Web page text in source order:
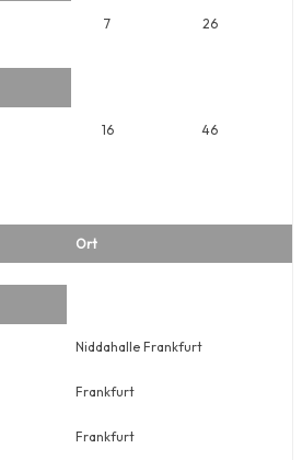
7 26
16 46
Ort
Niddahalle Frankfurt
Frankfurt
Frankfurt